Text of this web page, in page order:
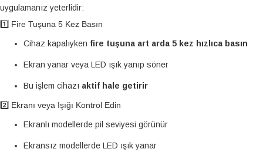
uygulamanız yeterlidir:
1️⃣ Fire Tuşuna 5 Kez Basın
Cihaz kapalıyken fire tuşuna art arda 5 kez hızlıca basın
Ekran yanar veya LED ışık yanıp söner
Bu işlem cihazı aktif hale getirir
2️⃣ Ekranı veya Işığı Kontrol Edin
Ekranlı modellerde pil seviyesi görünür
Ekransız modellerde LED ışık yanar